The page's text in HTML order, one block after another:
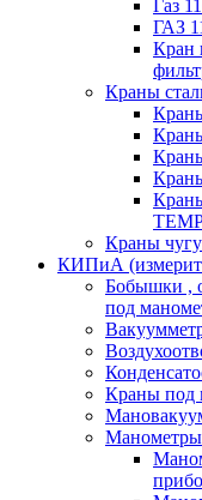
Газ
ГАЗ
Кран
Краны
Краны
КИПиА
Бобышки ,
под
Краны под
Манометры